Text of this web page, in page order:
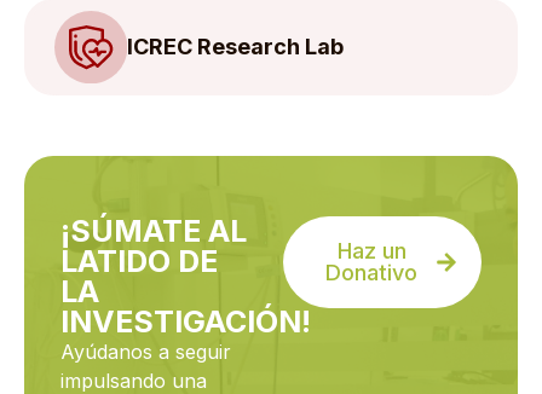
ICREC Research Lab
¡SÚMATE AL
LATIDO DE
LA
INVESTIGACIÓN!
Ayúdanos a seguir
impulsando una
Haz un
Donativo